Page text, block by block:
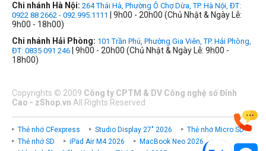
Chi nhánh Hà Nội: 264 Thái Hà, Phường Ô Chợ Dừa, TP. Hà Nội, ĐT:
0922 88 2662 - 092.995.1111
| 9h00 - 20h00 (Chủ Nhật & Ngày Lễ:
9h00 - 18h00)
Chi nhánh Hải Phòng: 101 Trần Phú, Phường Gia Viên, TP. Hải Phòng,
ĐT: 0835 091 246 | 9h00 - 20h00 (Chủ Nhật & Ngày Lễ: 9h00 -
18h00)
Copyrights © 2009 Công ty CPTM & DV Công nghệ số Đỉnh
Cao - zShop.vn All Rights Reserved
Thẻ nhớ CFexpress Studio Display 27" 2026
Thẻ nhớ Micro SD
Thẻ nhớ SD
iPad Air M4 2026
MacBook Neo 2026